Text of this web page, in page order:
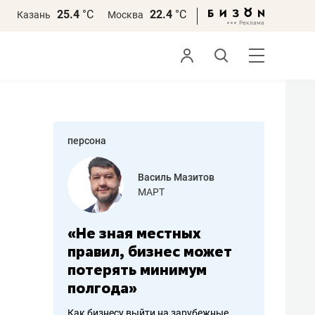
Казань 25.4 °С Москва 22.4 °С
персона
Василь Мазитов
МАРТ
«Не зная местных
правил, бизнес может
потерять минимум
полгода»